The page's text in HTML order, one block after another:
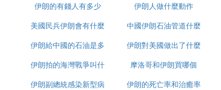
作為珍藏。
2. 藏紅花：伊朗是全球最大的藏紅花產地，供應世界
80%的藏紅花。盡管在國際市場上藏紅花被視為珍貴
的葯材，但伊朗人更傾向於將其作為日常調味料，藏
紅花的黃色經常點綴在伊朗人的米飯和糕點中。
3. 椰棗：椰棗，也稱作海棗或波斯棗，是伊朗的傳統
食品。它富含鐵、鈣、磷、維生素A、B、B2、C、
的
伊朗的有錢人有多少
伊朗人做什麼動作
美國民兵伊朗會有什麼
反應
中國伊朗石油管道什麼
時候建完
伊朗給中國的石油是多
少一桶
伊朗對美國做出了什麼
反應
伊朗拍的海灣戰爭叫什
麼名字
摩洛哥和伊朗買哪個
伊朗副總統感染新型病
伊朗的死亡率和治癒率